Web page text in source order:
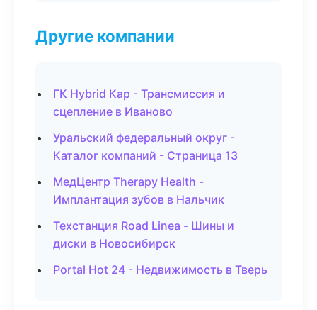
Другие компании
ГК Hybrid Кар - Трансмиссия и
сцепление в Иваново
Уральский федеральный округ -
Каталог компаний - Страница 13
МедЦентр Therapy Health -
Имплантация зубов в Нальчик
Техстанция Road Linea - Шины и
диски в Новосибирск
Portal Hot 24 - Недвижимость в Тверь